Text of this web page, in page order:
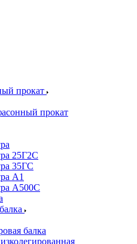
прокат
прокат
25Г2С
35ГС
А1
А500С
балка